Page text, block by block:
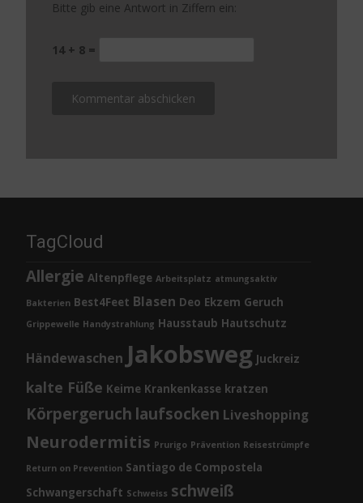
Bitte gib eine Antwort in Ziffern ein:
14 + 8 =
TagCloud
Allergie Altenpflege Arbeitsplatz atmungsaktiv
Bakterien Best4Feet Blasen Deo Ekzem Geruch
Grippewelle Handystrahlung Hausstaub Hautschutz
Händewaschen Jakobsweg Juckreiz
kalte Füße Keime Krankenkasse kratzen
Körpergeruch laufsocken Liveshopping
Neurodermitis Prurigo Prävention Reisestrümpfe
Return on Prevention Santiago de Compostela
Schwangerschaft Schweiss schweiß